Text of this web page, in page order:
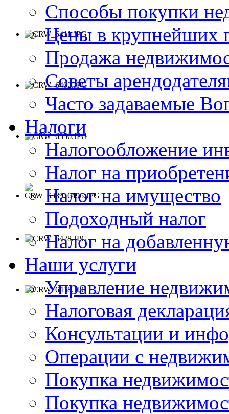
Способы покупки
Цены в крупнейших
Продажа
Советы
Часто задаваемые
Налоги
Налогообложение
Налог на
Налог на имущество
Подоходный налог
Налог на
Наши услуги
Управление
Налоговая
Консультации и
Операции с
Покупка
Покупка